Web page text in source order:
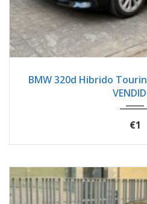
BMW 320d Hibrido
€1